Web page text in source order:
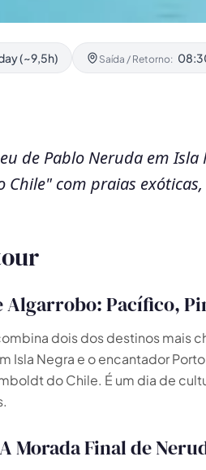
(~9,5h) Saída / Retorno:
de Pablo Neruda em
Chile" com praias
Algarrobo: Pacífico,
dois dos destinos mais
Isla Negra e o encantador
do Chile. É um dia de
Morada Final de
🗺️
aparecem aqui
perguntas ao lado para filtrar os
tours e pacotes.